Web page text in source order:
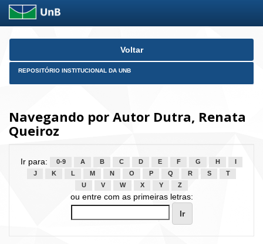
Skip
Voltar
REPOSITÓRIO INSTITUCIONAL DA UNB
Navegando por Autor Dutra, Renata
Queiroz
Ir para: 0-9 A B C D E F G H
J
K L M N O P Q R S
T
U
V W X Y Z
ou entre com as primeiras letras: